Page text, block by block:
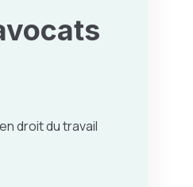
droit du travail